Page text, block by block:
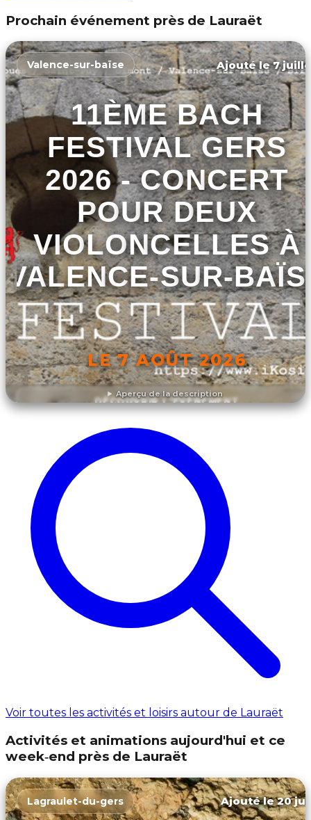
Prochain événement près de Lauraët
Aperçu de la description
Valence-sur-baïse Ajouté le 7
11ÈME BACH
FESTIVAL GERS
2026 - CONCERT
POUR DEUX
VIOLONCELLES À
VALENCE-SUR-
LE 7 AOÛT 2026
DÉCOUVRIR L'ÉVÉNEMENT
Voir toutes les activités et loisirs autour de Lauraët
Activités et animations aujourd'hui et ce
week‑end près de Lauraët
Lagraulet-du-gers Ajouté le 20